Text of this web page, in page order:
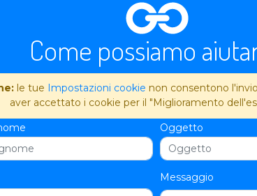
Come possiamo
le tue Impostazioni cookie non consentono
aver accettato i cookie per il "Miglioramento
Oggetto
Messaggio